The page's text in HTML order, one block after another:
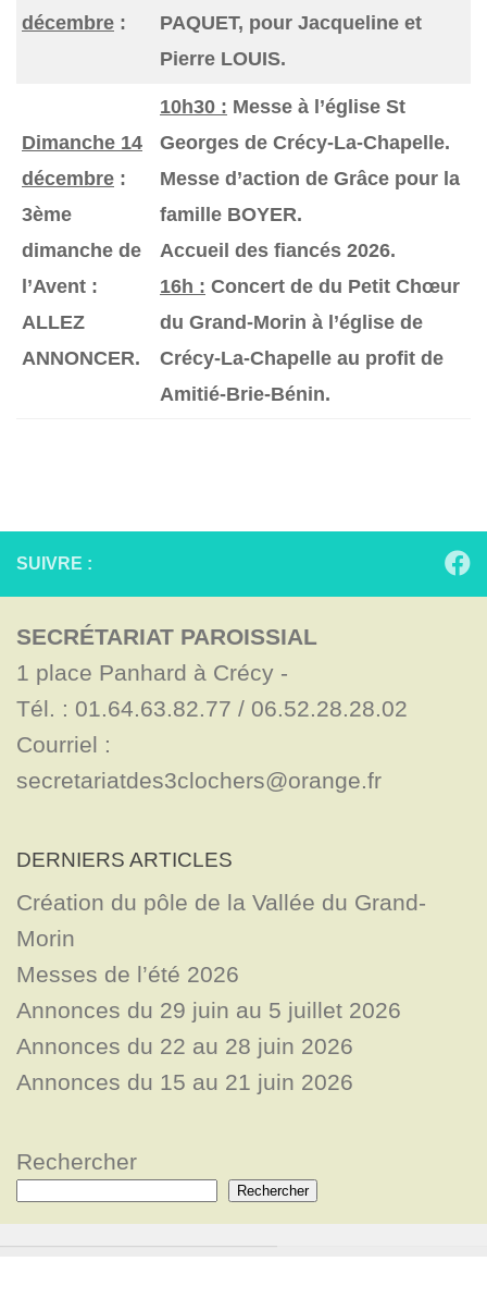
décembre :
PAQUET, pour Jacqueline et
Pierre LOUIS.
Dimanche 14
décembre :
3ème
dimanche de
l’Avent :
ALLEZ
ANNONCER.
10h30 : Messe à l’église St
Georges de Crécy-La-Chapelle.
Messe d’action de Grâce pour la
famille BOYER.
Accueil des fiancés 2026.
16h : Concert de du Petit Chœur
du Grand-Morin à l’église de
Crécy-La-Chapelle au profit de
Amitié-Brie-Bénin.
SUIVRE :
SECRÉTARIAT PAROISSIAL
1 place Panhard à Crécy -
Tél. : 01.64.63.82.77 / 06.52.28.28.02
Courriel :
secretariatdes3clochers@orange.fr
DERNIERS ARTICLES
Création du pôle de la Vallée du Grand-
Morin
Messes de l’été 2026
Annonces du 29 juin au 5 juillet 2026
Annonces du 22 au 28 juin 2026
Annonces du 15 au 21 juin 2026
Rechercher
Rechercher